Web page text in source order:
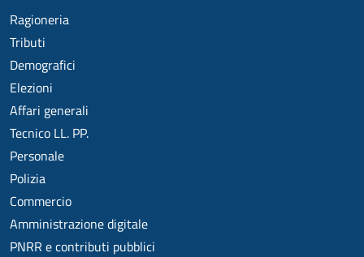
Ragioneria
Tributi
Demografici
Elezioni
Affari generali
Tecnico LL. PP.
Personale
Polizia
Commercio
Amministrazione digitale
PNRR e contributi pubblici